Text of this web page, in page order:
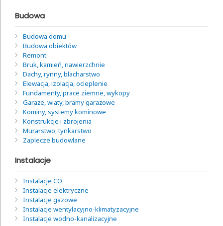
Budowa
Budowa domu
Budowa obiektów
Remont
Bruk, kamień, nawierzchnie
Dachy, rynny, blacharstwo
Elewacja, izolacja, ocieplenie
Fundamenty, prace ziemne, wykopy
Garaże, wiaty, bramy garażowe
Kominy, systemy kominowe
Konstrukcje i zbrojenia
Murarstwo, tynkarstwo
Zaplecze budowlane
Instalacje
Instalacje CO
Instalacje elektryczne
Instalacje gazowe
Instalacje wentylacyjno-klimatyzacyjne
Instalacje wodno-kanalizacyjne